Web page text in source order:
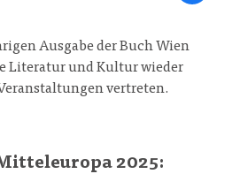
Ausgabe der Buch Wien
Literatur und Kultur wieder
vertreten.
2025: